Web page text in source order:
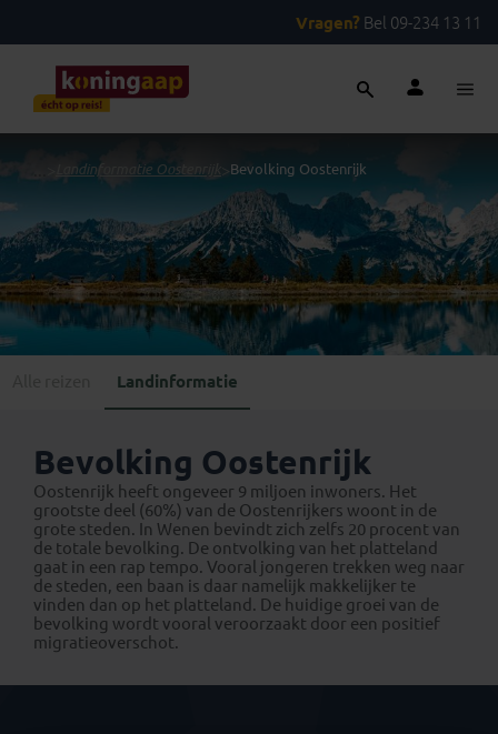
Vragen? Bel 09-234 13 11
Landinformatie Oostenrijk >Bevolking Oostenrijk
Landinformatie
Bevolking Oostenrijk
Oostenrijk heeft ongeveer 9 miljoen inwoners. Het
grootste deel (60%) van de Oostenrijkers woont in de
grote steden. In Wenen bevindt zich zelfs 20 procent van
de totale bevolking. De ontvolking van het platteland
gaat in een rap tempo. Vooral jongeren trekken weg naar
de steden, een baan is daar namelijk makkelijker te
vinden dan op het platteland. De huidige groei van de
bevolking wordt vooral veroorzaakt door een positief
migratieoverschot.